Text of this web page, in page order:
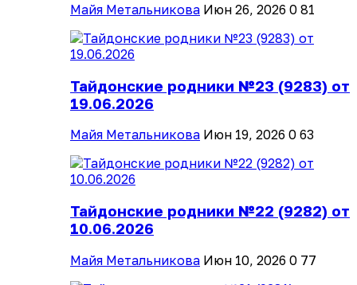
Майя Метальникова Июн 26, 2026 0 81
Тайдонские родники №23 (9283) от
19.06.2026
Майя Метальникова Июн 19, 2026 0 63
Тайдонские родники №22 (9282) от
10.06.2026
Майя Метальникова Июн 10, 2026 0 77